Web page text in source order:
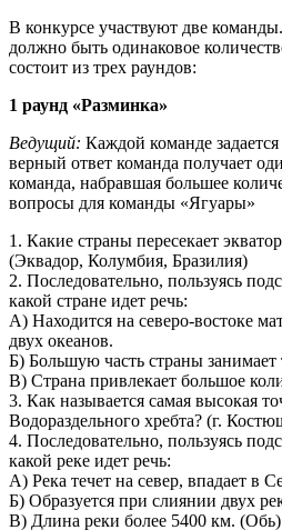
В конкурсе участвуют две
должно быть одинаковое
состоит из трех раундов:
1 раунд «Разминка»
Ведущий: Каждой команде
верный ответ команда получает
команда, набравшая большее
вопросы для команды «Ягуары»
1. Какие страны пересекает
(Эквадор, Колумбия, Бразилия)
2. Последовательно, пользуясь
какой стране идет речь:
А) Находится на северо-востоке
двух океанов.
Б) Большую часть страны занимает
В) Страна привлекает большое
3. Как называется самая высокая
Водораздельного хребта? (г.
4. Последовательно, пользуясь
какой реке идет речь:
А) Река течет на север, впадает в
Б) Образуется при слиянии двух
В) Длина реки более 5400 км. (Обь)